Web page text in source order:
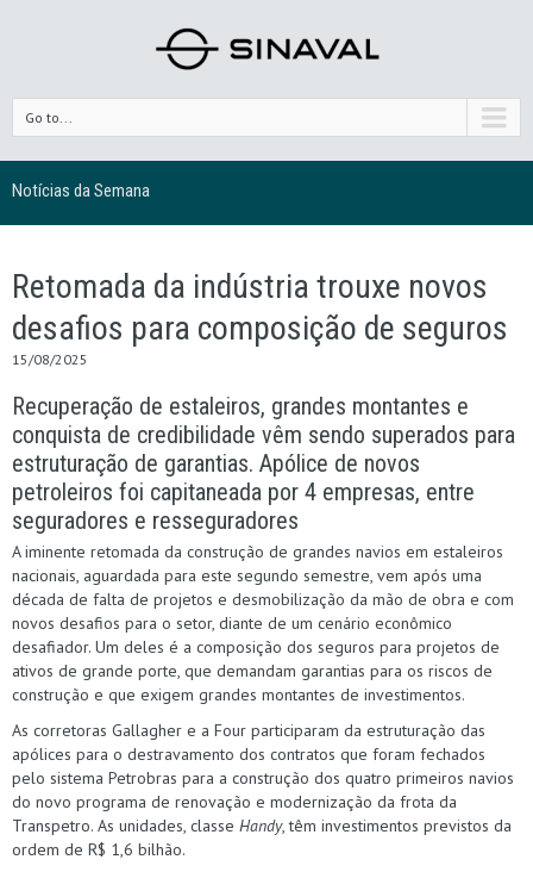
Go to...
Notícias da Semana
Retomada da indústria trouxe novos
desafios para composição de seguros
15/08/2025
Recuperação de estaleiros, grandes montantes e
conquista de credibilidade vêm sendo superados para
estruturação de garantias. Apólice de novos
petroleiros foi capitaneada por 4 empresas, entre
seguradores e resseguradores
A iminente retomada da construção de grandes navios em estaleiros
nacionais, aguardada para este segundo semestre, vem após uma
década de falta de projetos e desmobilização da mão de obra e com
novos desafios para o setor, diante de um cenário econômico
desafiador. Um deles é a composição dos seguros para projetos de
ativos de grande porte, que demandam garantias para os riscos de
construção e que exigem grandes montantes de investimentos.
As corretoras Gallagher e a Four participaram da estruturação das
apólices para o destravamento dos contratos que foram fechados
pelo sistema Petrobras para a construção dos quatro primeiros navios
do novo programa de renovação e modernização da frota da
Transpetro. As unidades, classe Handy, têm investimentos previstos da
ordem de R$ 1,6 bilhão.